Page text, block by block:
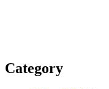
Category